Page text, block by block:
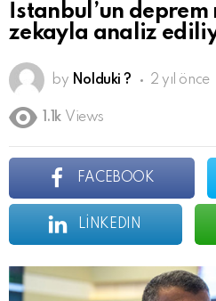
İstanbul’un
zekayla analiz
by Nolduki ? 2 yıl önce
1.1k Views
FACEBOOK
LINKEDIN